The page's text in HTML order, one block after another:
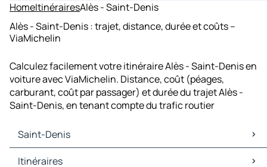
HomeItinérairesAlès - Saint-Denis
Alès - Saint-Denis : trajet, distance, durée et coûts –
ViaMichelin
Calculez facilement votre itinéraire Alès - Saint-Denis en
voiture avec ViaMichelin. Distance, coût (péages,
carburant, coût par passager) et durée du trajet Alès -
Saint-Denis, en tenant compte du trafic routier
Saint-Denis
Saint-Denis Cartes et plans
Itinéraires